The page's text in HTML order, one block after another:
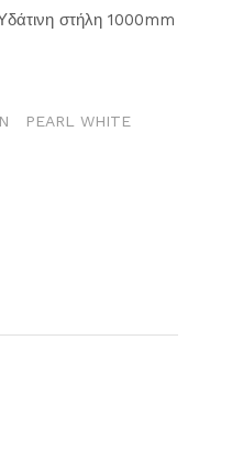
στήλη 1000mm
PEARL WHITE